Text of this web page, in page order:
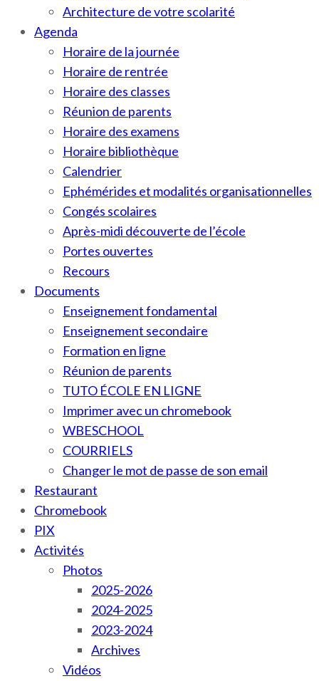
Architecture de votre scolarité
Agenda
Horaire de la journée
Horaire de rentrée
Horaire des classes
Réunion de parents
Horaire des examens
Horaire bibliothèque
Calendrier
Ephémérides et modalités organisationnelles
Congés scolaires
Après-midi découverte de l’école
Portes ouvertes
Recours
Documents
Enseignement fondamental
Enseignement secondaire
Formation en ligne
Réunion de parents
TUTO ÉCOLE EN LIGNE
Imprimer avec un chromebook
WBESCHOOL
COURRIELS
Changer le mot de passe de son email
Restaurant
Chromebook
PIX
Activités
Photos
2025-2026
2024-2025
2023-2024
Archives
Vidéos